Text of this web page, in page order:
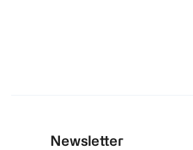
Newsletter